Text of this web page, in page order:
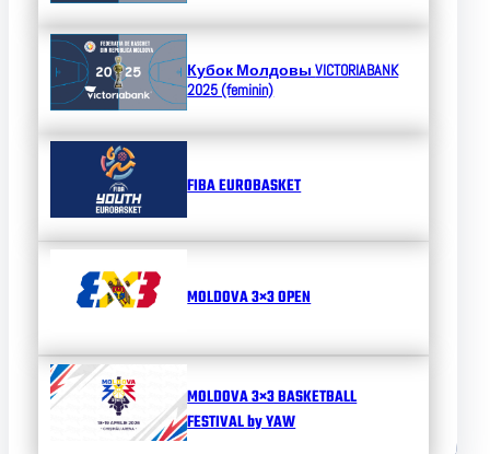
Кубок МолдовыVICTORIABANK
2025 (feminin)
FIBA EUROBASKET
MOLDOVA 3×3 OPEN
MOLDOVA 3×3 BASKETBALL
FESTIVAL by YAW